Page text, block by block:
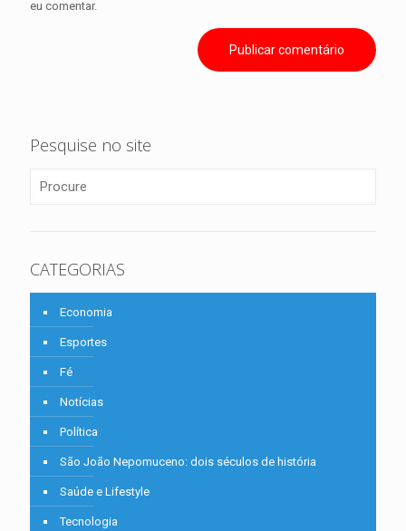
eu comentar.
Pesquise no site
CATEGORIAS
Economia
Esportes
Fé
Notícias
Política
São João Nepomuceno: dois séculos de história
Saúde e Lifestyle
Tecnologia